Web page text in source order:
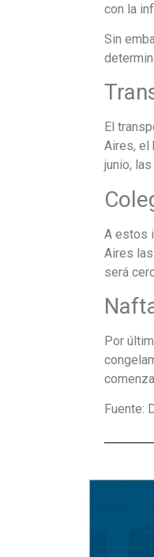
con la
Sin
El
Aires, el
junio,
A estos
Aires
será
Por
Fuente: